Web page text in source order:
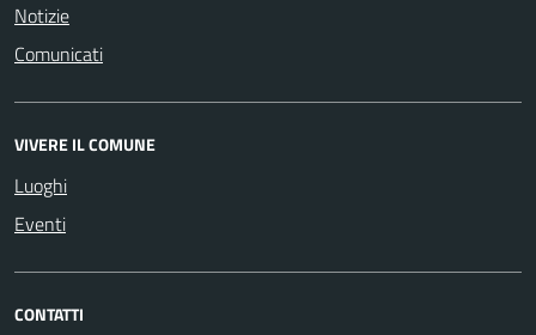
Notizie
Comunicati
VIVERE IL COMUNE
Luoghi
Eventi
CONTATTI